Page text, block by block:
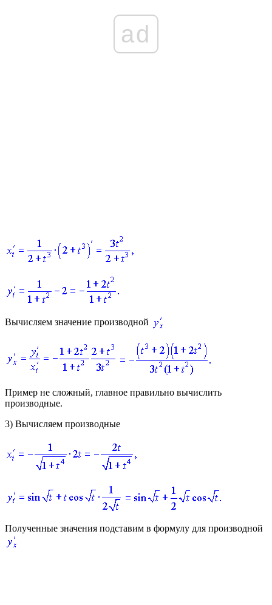
ad
Вычисляем значение производной
Пример не сложный, главное правильно вычислить
производные.
3) Вычисляем производные
Полученные значения подставим в формулу для производной